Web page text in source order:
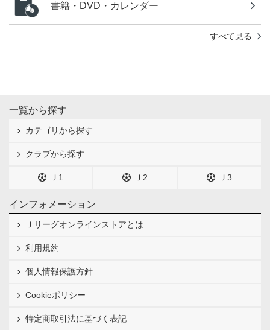
書籍・DVD・カレンダー
すべて見る
一覧から探す
カテゴリから探す
クラブから探す
Ｊ1 Ｊ2 Ｊ3
インフォメーション
Ｊリーグオンラインストアとは
利用規約
個人情報保護方針
Cookieポリシー
特定商取引法に基づく表記